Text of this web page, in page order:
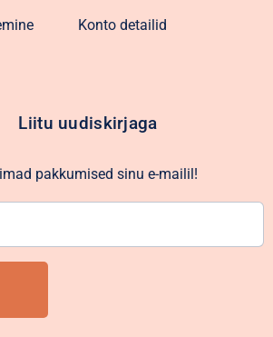
Konto detailid
Liitu uudiskirjaga
pakkumised sinu e-mailil!